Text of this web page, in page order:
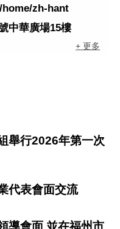
zh-hant
中華廣場15樓
+ 更多
舉行2026年第一次
代表會面交流
導會面 並在福州市